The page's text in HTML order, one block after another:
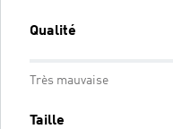
Qualité
Très mauvaise
Taille